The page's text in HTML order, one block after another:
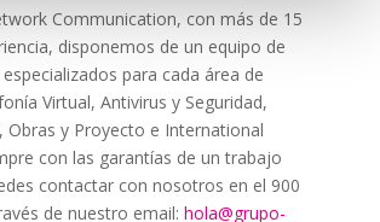
Communication, con más de 15
disponemos de un equipo de
para cada área de
Virtual, Antivirus y Seguridad,
Obras y Proyecto e International
con las garantías de un trabajo
contactar con nosotros en el 900
de nuestro email: hola@grupo-